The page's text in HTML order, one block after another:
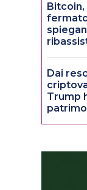
Dai
Trump